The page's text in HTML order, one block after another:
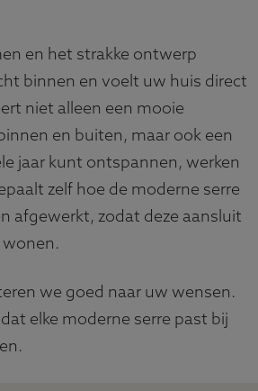
en het strakke ontwerp
binnen en voelt uw huis direct
niet alleen een mooie
en buiten, maar ook een
jaar kunt ontspannen, werken
zelf hoe de moderne serre
afgewerkt, zodat deze aansluit
wonen.
we goed naar uw wensen.
elke moderne serre past bij